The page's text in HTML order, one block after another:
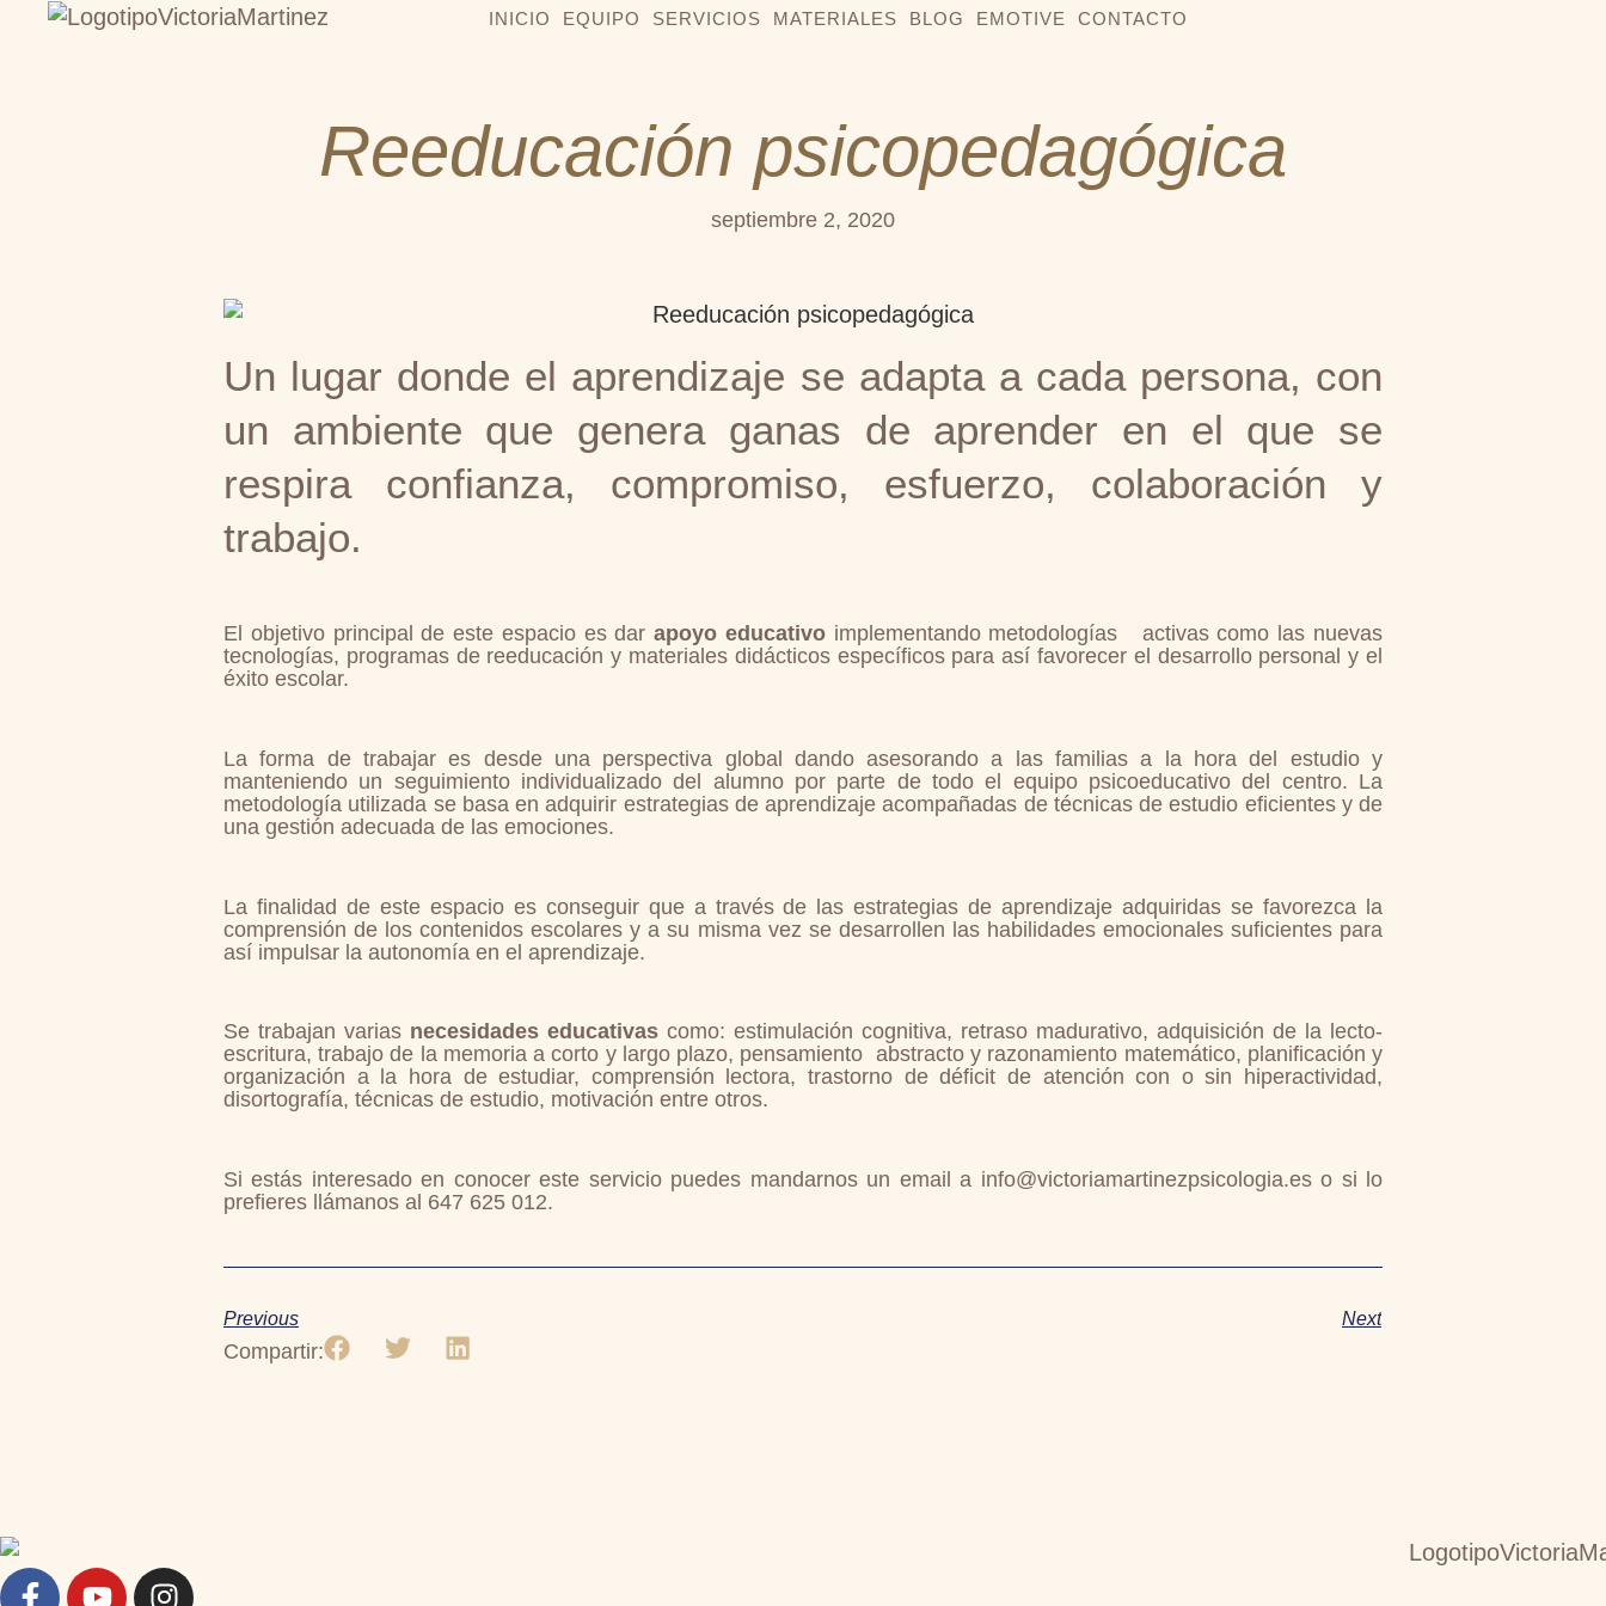
INICIO EQUIPO SERVICIOS MATERIALES BLOG EMOTIVE CONTACTO
Reeducación psicopedagógica
septiembre 2, 2020
Un lugar donde el aprendizaje se adapta a cada persona, con
un ambiente que genera ganas de aprender en el que se
respira confianza, compromiso, esfuerzo, colaboración y
trabajo.
El objetivo principal de este espacio es darapoyo educativoimplementando metodologías activas como las nuevas
tecnologías, programas de reeducación y materiales didácticos específicos para así favorecer el desarrollo personal y el
éxito escolar.
La forma de trabajar es desde una perspectiva global dando asesorando a las familias a la hora del estudio y
manteniendo un seguimiento individualizado del alumno por parte de todo el equipopsicoeducativo del centro. La
metodología utilizada se basa en adquirir estrategias de aprendizaje acompañadas de técnicas de estudio eficientes y de
una gestión adecuada de las emociones.
La finalidad de este espacio es conseguir que a través de las estrategias de aprendizaje adquiridas se favorezca la
comprensión de los contenidos escolares y a su misma vez se desarrollen las habilidades emocionales suficientes para
así impulsar la autonomía en el aprendizaje.
Se trabajan varias necesidades educativas como: estimulación cognitiva, retraso madurativo, adquisición de la lecto-
escritura, trabajo de la memoria a corto y largo plazo, pensamiento abstracto y razonamiento matemático, planificación y
organización a la hora de estudiar, comprensión lectora, trastorno de déficit de atención con o sin hiperactividad,
disortografía, técnicas de estudio, motivación entre otros.
Si estás interesado en conocer este servicio puedes mandarnos un email a info@victoriamartinezpsicologia.es o si lo
prefieres llámanos al 647 625 012.
Previous Next
Compartir: